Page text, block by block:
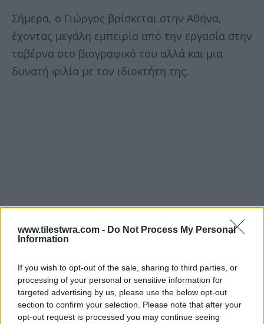
www.tilestwra.com - Do Not Process My Personal
Information
If you wish to opt-out of the sale, sharing to third parties, or
processing of your personal or sensitive information for
targeted advertising by us, please use the below opt-out
section to confirm your selection. Please note that after your
opt-out request is processed you may continue seeing
Σήμερα, ο Γιώργος βρίσκεται στην Αθήνα,
έχοντας μεγάλη εμπειρία από την εργασία στην
ταβέρνα στο βιογραφικό του αλλά και μια
δυνατή φιλία με τον ιδιοκτήτη της.